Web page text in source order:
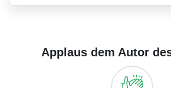
Applaus dem Autor